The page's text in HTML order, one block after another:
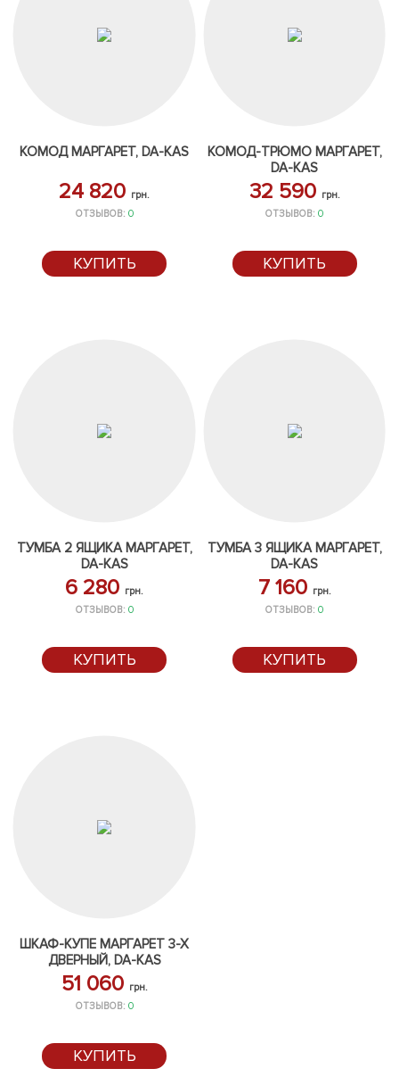
КОМОД МАРГАРЕТ, DA-KAS
24 820 грн.
ОТЗЫВОВ: 0
КУПИТЬ
КОМОД-ТРЮМО МАРГАРЕТ,
DA-KAS
32 590 грн.
ОТЗЫВОВ:0
КУПИТЬ
ТУМБА 2 ЯЩИКА МАРГАРЕТ,
DA-KAS
6 280 грн.
ОТЗЫВОВ: 0
КУПИТЬ
ТУМБА 3 ЯЩИКА МАРГАРЕТ,
DA-KAS
7 160 грн.
ОТЗЫВОВ:0
КУПИТЬ
ШКАФ-КУПЕ МАРГАРЕТ 3-Х
ДВЕРНЫЙ, DA-KAS
51 060 грн.
ОТЗЫВОВ: 0
КУПИТЬ